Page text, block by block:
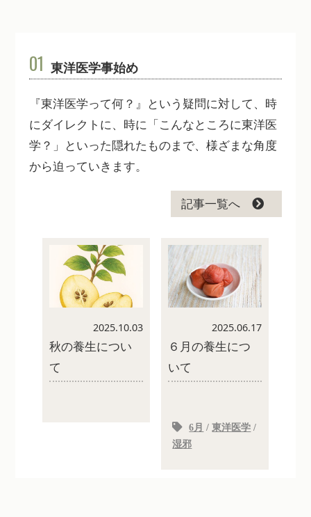
01 東洋医学事始め
『東洋医学って何？』という疑問に対して、時
にダイレクトに、時に「こんなところに東洋医
学？」といった隠れたものまで、様ざまな角度
から迫っていきます。
記事一覧へ
2025.10.03
秋の養生につい
て
2025.06.17
６月の養生につ
いて
6月 /東洋医学 /
湿邪